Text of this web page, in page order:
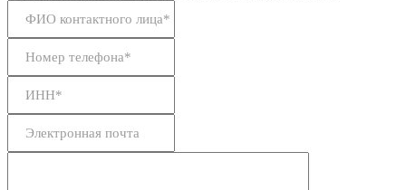
ФИО контактного лица*
Номер телефона*
ИНН*
Электронная почта